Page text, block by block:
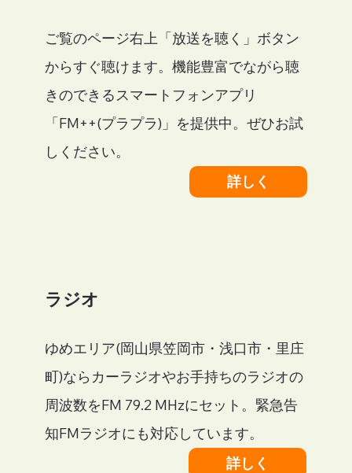
ラジオ
​ゆめエリア(岡山県笠岡市・浅口市・里庄
町)ならカーラジオやお手持ちのラジオの
周波数をFM 79.2 MHzにセット。緊急告
知FMラジオにも対応しています。
詳しく
ご覧のページ右上「放送を聴く」ボタン
からすぐ聴けます。機能豊富でながら聴
きのできるスマートフォンアプリ
「FM++(プラプラ)」を提供中。ぜひお試
しください。
詳しく